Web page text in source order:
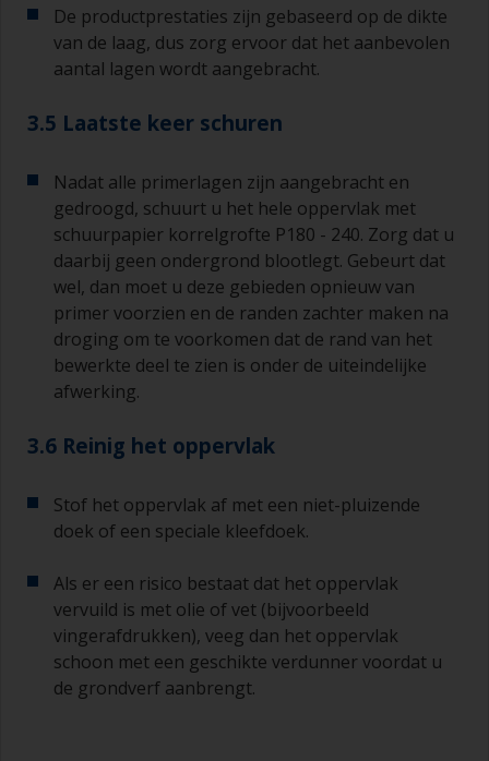
De productprestaties zijn gebaseerd op de dikte
van de laag, dus zorg ervoor dat het aanbevolen
aantal lagen wordt aangebracht.
3.5 Laatste keer schuren
Nadat alle primerlagen zijn aangebracht en
gedroogd, schuurt u het hele oppervlak met
schuurpapier korrelgrofte P180 - 240. Zorg dat u
daarbij geen ondergrond blootlegt. Gebeurt dat
wel, dan moet u deze gebieden opnieuw van
primer voorzien en de randen zachter maken na
droging om te voorkomen dat de rand van het
bewerkte deel te zien is onder de uiteindelijke
afwerking.
3.6 Reinig het oppervlak
Stof het oppervlak af met een niet-pluizende
doek of een speciale kleefdoek.
Als er een risico bestaat dat het oppervlak
vervuild is met olie of vet (bijvoorbeeld
vingerafdrukken), veeg dan het oppervlak
schoon met een geschikte verdunner voordat u
de grondverf aanbrengt.